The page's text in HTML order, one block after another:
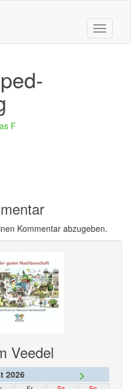
Toggle
F
Kommentar abzugeben.
Veedel
2026 >